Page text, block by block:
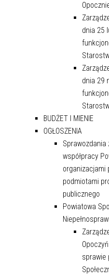
dnia 25
dnia 29
BUDŻET I MIENIE
OGŁOSZENIA
współpracy
organizacjami
podmiotami
publicznego
Powiatowa
sprawie